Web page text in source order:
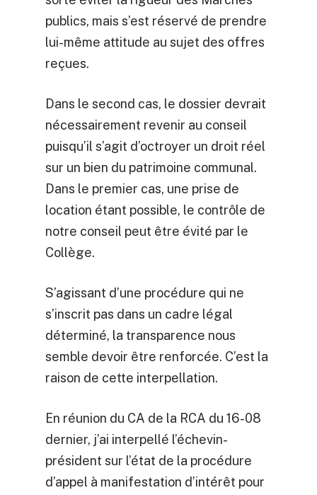
publics, mais s’est réservé de prendre
lui-même attitude au sujet des offres
reçues.
Dans le second cas, le dossier devrait
nécessairement revenir au conseil
puisqu’il s’agit d’octroyer un droit réel
sur un bien du patrimoine communal.
Dans le premier cas, une prise de
location étant possible, le contrôle de
notre conseil peut être évité par le
Collège.
S’agissant d’une procédure qui ne
s’inscrit pas dans un cadre légal
déterminé, la transparence nous
semble devoir être renforcée. C’est la
raison de cette interpellation.
En réunion du CA de la RCA du 16-08
dernier, j’ai interpellé l’échevin-
président sur l’état de la procédure
d’appel à manifestation d’intérêt pour